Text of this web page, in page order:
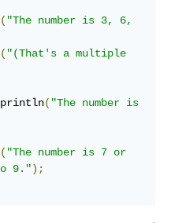
( "The number is 3, 6,
( "(That's a multiple
println( "The number is
( "The number is 7 or
9.");